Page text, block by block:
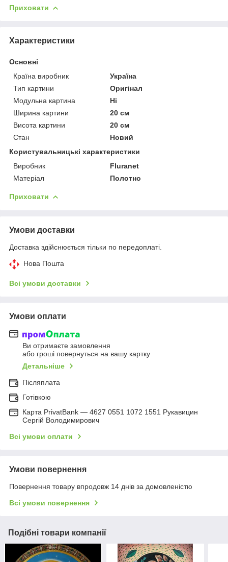
Приховати
Характеристики
Основні
Країна виробник
Україна
Тип картини
Оригінал
Модульна картина
Ні
Ширина картини
20 см
Висота картини
20 см
Стан
Новий
Користувальницькі характеристики
Виробник
Fluranet
Матеріал
Полотно
Приховати
Умови доставки
Доставка здійснюється тільки по передоплаті.
Нова Пошта
Всі умови доставки
Умови оплати
Ви отримаєте замовлення
або гроші повернуться на вашу картку
Детальніше
Післяплата
Готівкою
Карта PrivatBank — 4627 0551 1072 1551 Рукавицин
Сергій Володимирович
Всі умови оплати
Умови повернення
Повернення товару впродовж 14 днів за домовленістю
Всі умови повернення
Подібні товари компанії